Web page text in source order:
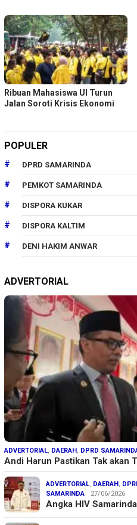
Ribuan Mahasiswa UI Turun
Jalan Soroti Krisis Ekonomi
POPULER
DPRD SAMARINDA
PEMKOT SAMARINDA
DISPORA KUKAR
DISPORA KALTIM
DENI HAKIM ANWAR
ADVERTORIAL
ADVERTORIAL, DAERAH , DPRD
Andi Harun Pastikan Tak akan
ADVERTORIAL, DAERAH ,
SAMARINDA
27/06/2026
Angka HIV